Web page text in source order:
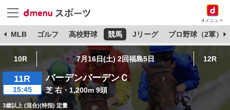
dメニュー
MLB ゴルフ 高校野球 競馬 Jリーグ プロ野球（2軍）
10R 7月16日(土) 2回福島5日 12R
11R
15:45
バーデンバーデンＣ
芝 右・1,200m 9頭
3歳以上 (混合)(特指) 定量